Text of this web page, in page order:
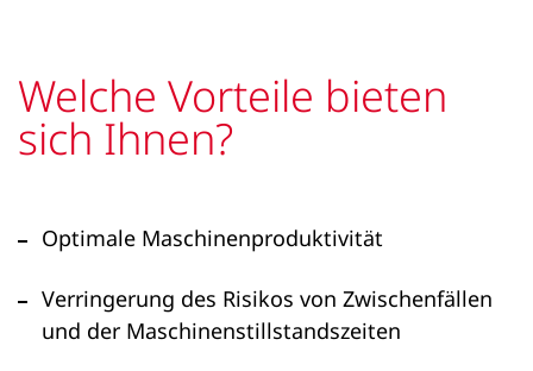
Welche Vorteile bieten
sich Ihnen?
Optimale Maschinenproduktivität
Verringerung des Risikos von Zwischenfällen
und der Maschinenstillstandszeiten